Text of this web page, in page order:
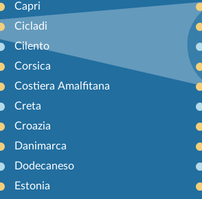
Capri
Cicladi
Cilento
Corsica
Costiera Amalfitana
Creta
Croazia
Danimarca
Dodecaneso
Estonia